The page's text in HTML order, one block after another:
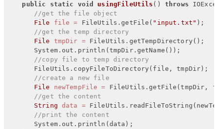
public
static void usingFileUtils () throws
//get the file object
File
file = FileUtils.getFile( "input.txt" );
//get the temp directory
File
tmpDir = FileUtils.getTempDirectory();
      System.out.println(tmpDir.getName());
//copy file to temp directory
      FileUtils.copyFileToDirectory(file, tmpDir);
//create a new file
File
newTempFile = FileUtils.getFile(tmpDir,
//get the content
String data =
//print the content
      System.out.println(data);